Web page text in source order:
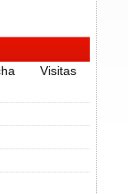
Visitas